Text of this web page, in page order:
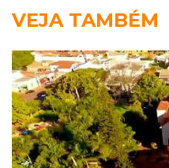
VEJA TAMBÉM